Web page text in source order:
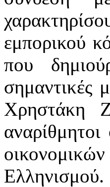
εμπορικού
που
σημαντικές
Χρηστάκη
Ελληνισμού.